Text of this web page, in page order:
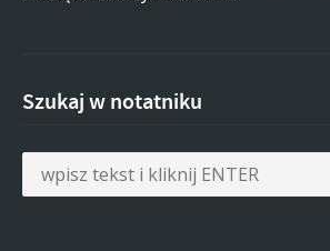
Szukaj w notatniku